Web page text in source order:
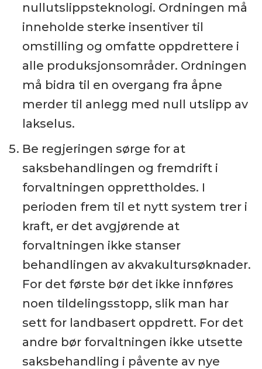
nullutslippsteknologi. Ordningen må
inneholde sterke insentiver til
omstilling og omfatte oppdrettere i
alle produksjonsområder. Ordningen
må bidra til en overgang fra åpne
merder til anlegg med null utslipp av
lakselus.
Be regjeringen sørge for at
saksbehandlingen og fremdrift i
forvaltningen opprettholdes. I
perioden frem til et nytt system trer i
kraft, er det avgjørende at
forvaltningen ikke stanser
behandlingen av akvakultursøknader.
For det første bør det ikke innføres
noen tildelingsstopp, slik man har
sett for landbasert oppdrett. For det
andre bør forvaltningen ikke utsette
saksbehandling i påvente av nye